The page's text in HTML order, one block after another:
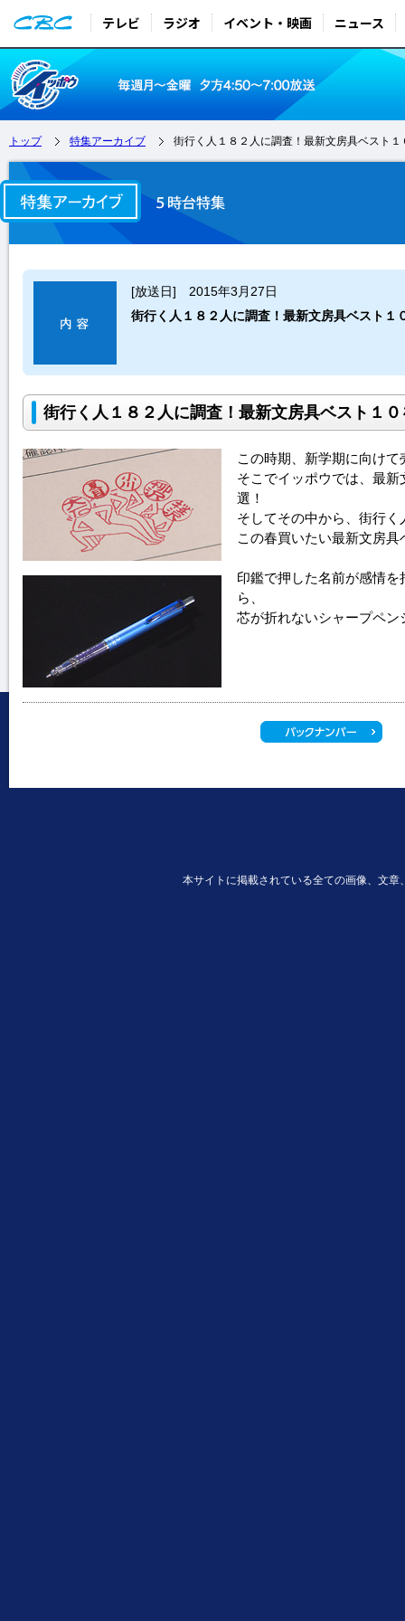
テレビ ラジオ イベント・映画 ニュース
トップ 特集アーカイブ 街行く人１８２人に調査！最新文房具ベスト１
[放送日] 2015年3月27日
街行く人１８２人に調査！最新文房具ベスト１
街行く人１８２人に調査！最新文房具ベスト１
この時期、新学期に向け
そこでイッポウでは、最
選！
そしてその中から、街行
この春買いたい最新文房
印鑑で押した名前が感情
ら、
芯が折れないシャープペ
本サイトに掲載されている全ての画像、文